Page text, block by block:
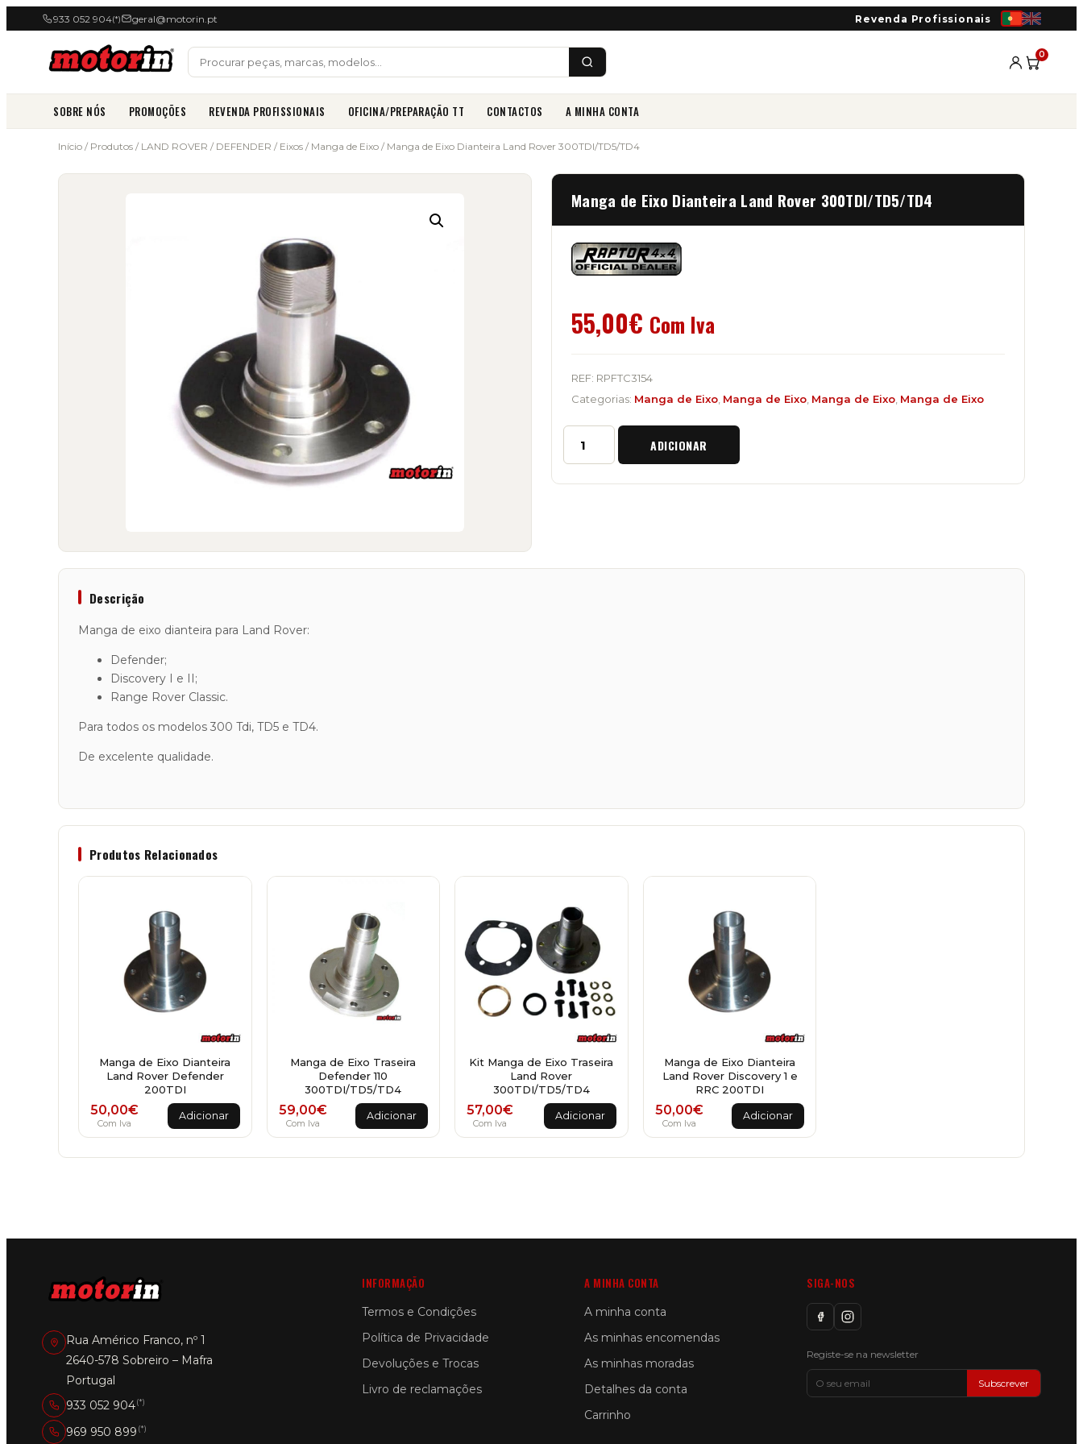
933 052 904(*) geral@motorin.pt Revenda Profissionais
0
SOBRE NÓS PROMOÇÕES REVENDA PROFISSIONAIS OFICINA/PREPARAÇÃO TT CONTACTOS A MINHA CONTA
Início / Produtos / LAND ROVER / DEFENDER / Eixos / Manga de Eixo / Manga de Eixo Dianteira Land Rover 300TDI/TD5/TD4
Manga de Eixo Dianteira Land Rover 300TDI/TD5/TD4
55,00€ Com Iva
REF: RPFTC3154
Categorias: Manga de Eixo Manga de Eixo Manga de Eixo Manga de Eixo
Quantidade
Manga
ADICIONAR
Descrição
Manga de eixo dianteira para Land Rover:
Defender;
Discovery I e II;
Range Rover Classic.
Para todos os modelos 300 Tdi, TD5 e TD4.
De excelente qualidade.
Produtos Relacionados
Manga de Eixo Dianteira
Land Rover Defender
200TDI
50,00€
Com Iva
Adicionar
Manga de Eixo Traseira
Defender 110
300TDI/TD5/TD4
59,00€
Com Iva
Adicionar
Kit Manga de Eixo Traseira
Land Rover
300TDI/TD5/TD4
57,00€
Com Iva
Adicionar
Manga de Eixo Dianteira
Land Rover Discovery 1 e
RRC 200TDI
50,00€
Com Iva
Adicionar
Rua Américo Franco, nº 1
2640-578 Sobreiro – Mafra
Portugal
933 052 904(*)
969 950 899 (*)
INFORMAÇÃO
Termos e Condições
Política de Privacidade
Devoluções e Trocas
Livro de reclamações
A MINHA CONTA
A minha conta
As minhas encomendas
As minhas moradas
Detalhes da conta
Carrinho
SIGA-NOS
Registe-se na newsletter
Subscrever